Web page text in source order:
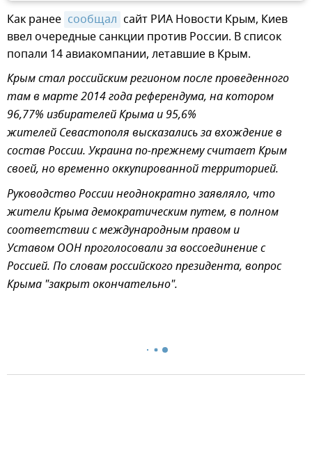
Как ранее сообщал сайт РИА Новости Крым, Киев
ввел очередные санкции против России. В список
попали 14 авиакомпании, летавшие в Крым.
Крым стал российским регионом после проведенного
там в марте 2014 года референдума, на котором
96,77% избирателей Крыма и 95,6%
жителей Севастополя высказались за вхождение в
состав России. Украина по-прежнему считает Крым
своей, но временно оккупированной территорией.
Руководство России неоднократно заявляло, что
жители Крыма демократическим путем, в полном
соответствии с международным правом и
Уставом ООН проголосовали за воссоединение с
Россией. По словам российского президента, вопрос
Крыма "закрыт окончательно".